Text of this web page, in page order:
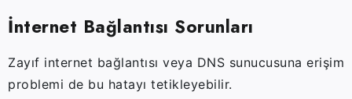
İnternet Bağlantısı Sorunları
Zayıf internet bağlantısı veya DNS sunucusuna erişim
problemi de bu hatayı tetikleyebilir.